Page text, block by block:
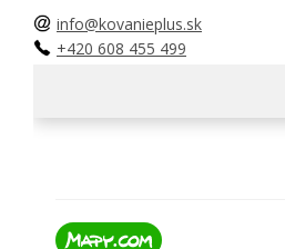
info@kovanieplus.sk
+420 608 455 499